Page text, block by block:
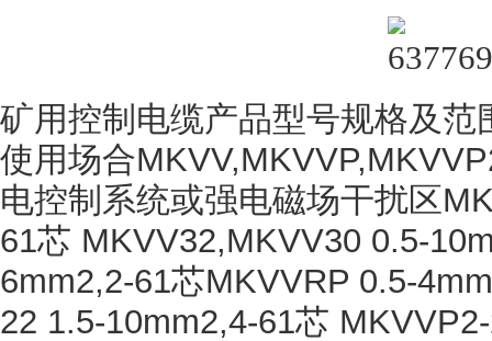
矿用控制电缆产品型号规格及
使用场合
电控制系统或强电磁场干扰区
61芯 MKVV32,MKVV30 0.5-
6mm2,2-61芯MKVVRP 0.5-
22 1.5-10mm2,4-61芯